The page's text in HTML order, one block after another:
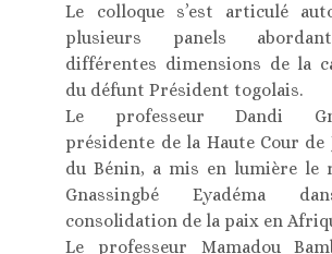
Le colloque s’est articulé
plusieurs panels
différentes dimensions de la
du défunt Président togolais.
Le professeur Dandi
présidente de la Haute Cour de
du Bénin, a mis en lumière le
Gnassingbé Eyadéma
consolidation de la paix en
Le professeur Mamadou